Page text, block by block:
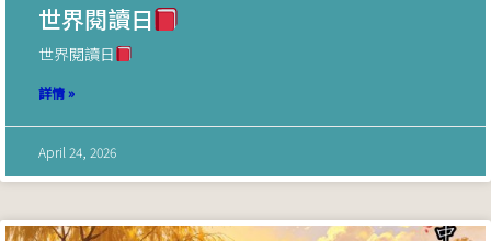
世界閱讀日
世界閱讀日
詳情 »
April 24, 2026